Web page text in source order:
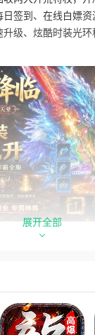
签到、在线白嫖
级、炫酷时装光
挂机打宝，彻底解
战：开局免费激活
激战BOSS副本。
展开全部